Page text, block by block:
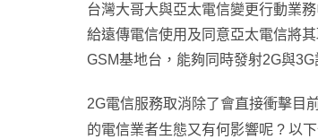
台灣大哥大與亞太電信變更行動業
給遠傳電信使用及同意亞太電信將
GSM基地台，能夠同時發射2G與3G
2G電信服務取消除了會直接衝擊目
的電信業者生態又有何影響呢 ? 以